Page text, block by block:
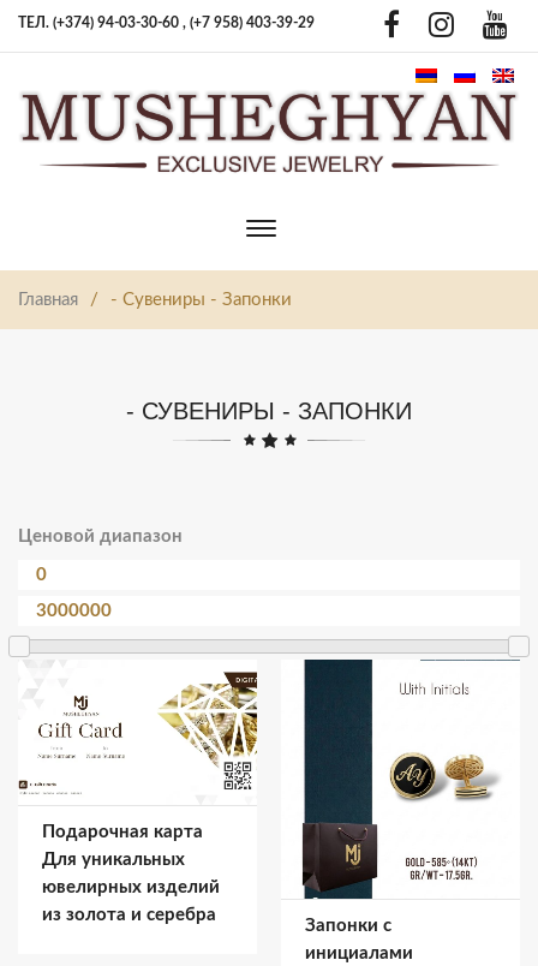
ТЕЛ. (+374) 94-03-30-60 , (+7 958) 403-39-29
Toggle
Главная / - Сувениры - Запонки
- СУВЕНИРЫ - ЗАПОНКИ
Ценовой диапазон
Подарочная карта
Для уникальных
ювелирных изделий
из золота и серебра
Запонки с
инициалами